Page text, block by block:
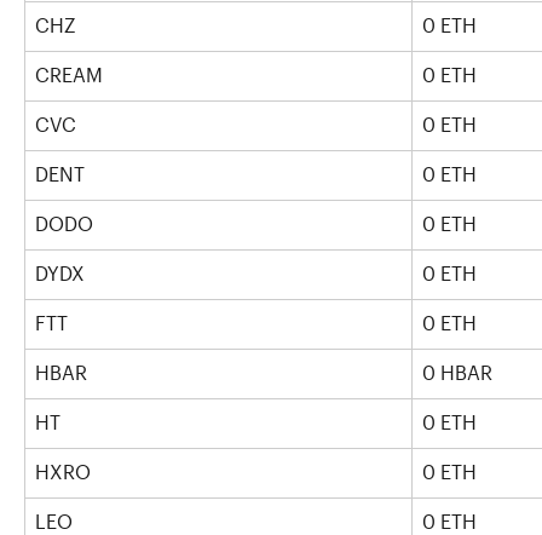
CHZ 0 ETH
CREAM 0 ETH
CVC 0 ETH
DENT 0 ETH
DODO 0 ETH
DYDX 0 ETH
FTT 0 ETH
HBAR 0 HBAR
HT 0 ETH
HXRO 0 ETH
LEO 0 ETH